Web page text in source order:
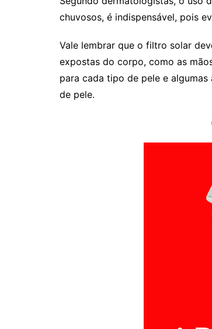
chuvosos, é indispensável, pois
Vale lembrar que o filtro solar
expostas do corpo, como as
para cada tipo de pele e
de pele.